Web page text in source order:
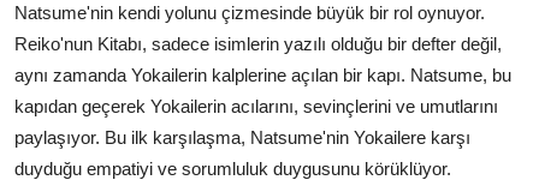
Natsume'nin kendi yolunu çizmesinde büyük bir rol oynuyor.
Reiko'nun Kitabı, sadece isimlerin yazılı olduğu bir defter değil,
aynı zamanda Yokailerin kalplerine açılan bir kapı. Natsume, bu
kapıdan geçerek Yokailerin acılarını, sevinçlerini ve umutlarını
paylaşıyor. Bu ilk karşılaşma, Natsume'nin Yokailere karşı
duyduğu empatiyi ve sorumluluk duygusunu körüklüyor.